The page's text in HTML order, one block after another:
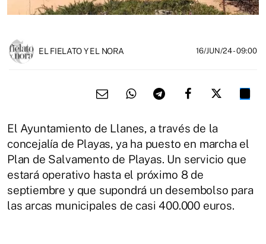
EL FIELATO Y EL NORA 16/JUN/24- 09:00
El Ayuntamiento de Llanes, a través de la
concejalía de Playas, ya ha puesto en marcha el
Plan de Salvamento de Playas. Un servicio que
estará operativo hasta el próximo 8 de
septiembre y que supondrá un desembolso para
las arcas municipales de casi 400.000 euros.